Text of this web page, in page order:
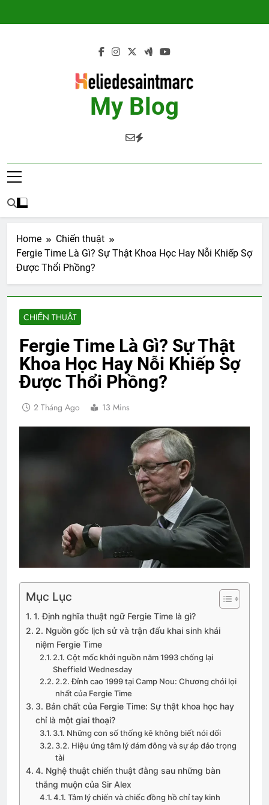
My Blog
Home
Chiến thuật
Fergie Time Là Gì? Sự Thật Khoa Học Hay Nỗi Khiếp Sợ
Được Thổi Phồng?
CHIẾN THUẬT
Fergie Time Là Gì? Sự Thật
Khoa Học Hay Nỗi Khiếp Sợ
Được Thổi Phồng?
2 Tháng Ago 13 Mins
Mục Lục
1. Định nghĩa thuật ngữ Fergie Time là gì?
2. Nguồn gốc lịch sử và trận đấu khai sinh khái
niệm Fergie Time
2.1. Cột mốc khởi nguồn năm 1993 chống lại
Sheffield Wednesday
2.2. Đỉnh cao 1999 tại Camp Nou: Chương chói lọi
nhất của Fergie Time
3. Bản chất của Fergie Time: Sự thật khoa học hay
chỉ là một giai thoại?
3.1. Những con số thống kê không biết nói dối
3.2. Hiệu ứng tâm lý đám đông và sự áp đảo trọng
tài
4. Nghệ thuật chiến thuật đằng sau những bàn
thắng muộn của Sir Alex
4.1. Tâm lý chiến và chiếc đồng hồ chỉ tay kinh